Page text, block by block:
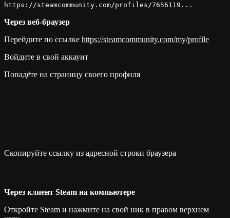
https://steamcommunity.com/profiles/7656119...
Через веб-браузер
Перейдите по ссылке https://steamcommunity.com/my/profile
Войдите в свой аккаунт
Попадёте на страницу своего профиля
Скопируйте ссылку из адресной строки браузера
Через клиент Steam на компьютере
Откройте Steam и нажмите на свой ник в правом верхнем